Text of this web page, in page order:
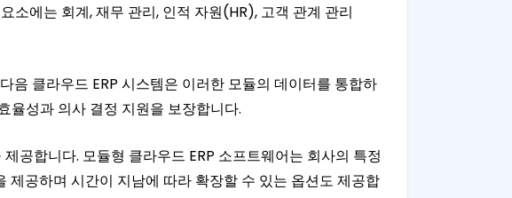
소에는 회계, 재무 관리, 인적 자원(HR), 고객 관계 관리
음 클라우드 ERP 시스템은 이러한 모듈의 데이터를 통합하
율성과 의사 결정 지원을 보장합니다.
공합니다. 모듈형 클라우드 ERP 소프트웨어는 회사의 특정
공하며 시간이 지남에 따라 확장할 수 있는 옵션도 제공합